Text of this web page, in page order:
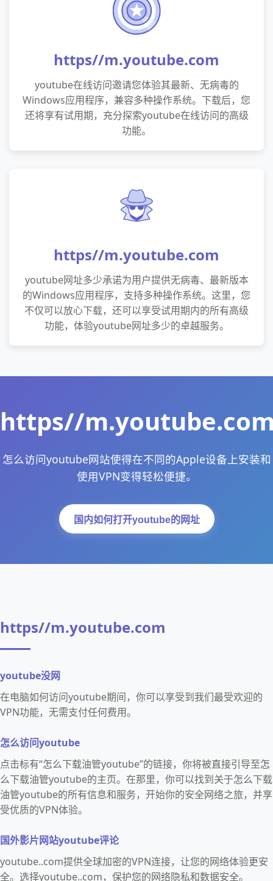
https//m.youtube.com
youtube在线访问邀请您体验其最新、无病毒的
Windows应用程序，兼容多种操作系统。下载后，您
还将享有试用期，充分探索youtube在线访问的高级
功能。
https//m.youtube.com
youtube网址多少承诺为用户提供无病毒、最新版本
的Windows应用程序，支持多种操作系统。这里，您
不仅可以放心下载，还可以享受试用期内的所有高级
功能，体验youtube网址多少的卓越服务。
https//
怎么访问youtube网站使得在不同的Apple设备上安装和
使用VPN变得轻松便捷。
国内如何打开youtube的网址
https//m.youtube.com
youtube没网
在电脑如何访问youtube期间，你可以享受到我们最受欢迎的
VPN功能，无需支付任何费用。
怎么访问youtube
点击标有“怎么下载油管youtube”的链接，你将被直接引导至怎
么下载油管youtube的主页。在那里，你可以找到关于怎么下载
油管youtube的所有信息和服务，开始你的安全网络之旅，并享
受优质的VPN体验。
国外影片网站youtube评论
youtube..com提供全球加密的VPN连接，让您的网络体验更安
全。选择youtube..com，保护您的网络隐私和数据安全。